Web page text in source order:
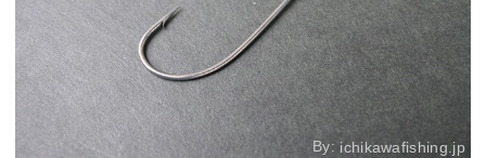
By:ichikawafishing.jp